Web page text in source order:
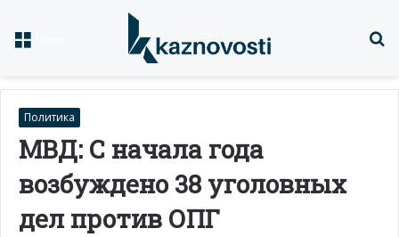
Политика
МВД: С начала года
возбуждено 38 уголовных
дел против ОПГ